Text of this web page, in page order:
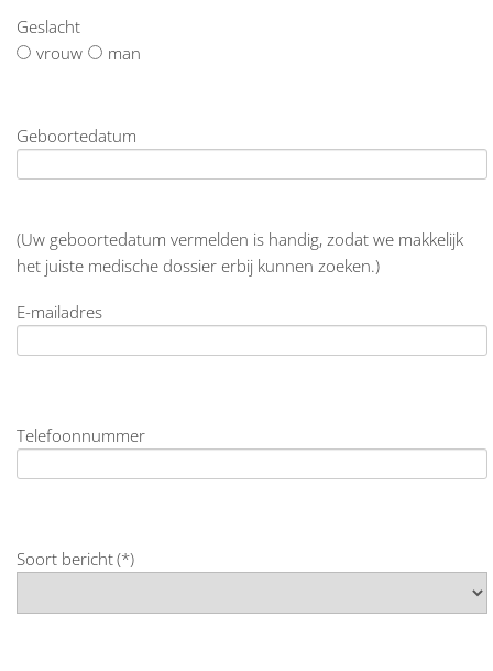
Geslacht
vrouw
man
Geboortedatum
(Uw geboortedatum vermelden is handig, zodat we makkelijk
het juiste medische dossier erbij kunnen zoeken.)
E-mailadres
Telefoonnummer
Soort bericht(*)